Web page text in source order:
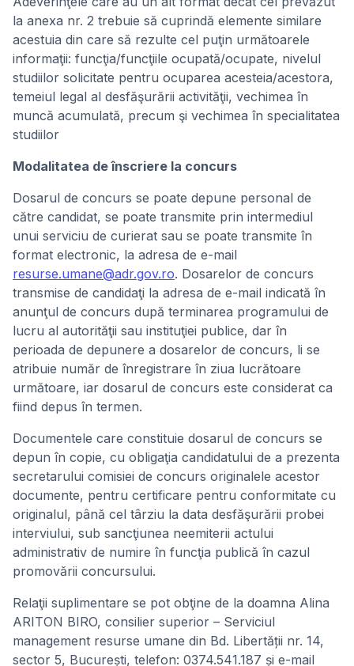
la anexa nr. 2 trebuie să cuprindă elemente similare
acestuia din care să rezulte cel puţin următoarele
informaţii: funcţia/funcţiile ocupată/ocupate, nivelul
studiilor solicitate pentru ocuparea acesteia/acestora,
temeiul legal al desfăşurării activităţii, vechimea în
muncă acumulată, precum şi vechimea în specialitatea
studiilor
Modalitatea de înscriere la concurs
Dosarul de concurs se poate depune personal de
către candidat, se poate transmite prin intermediul
unui serviciu de curierat sau se poate transmite în
format electronic, la adresa de e-mail
resurse.umane@adr.gov.ro. Dosarelor de concurs
transmise de candidaţi la adresa de e-mail indicată în
anunţul de concurs după terminarea programului de
lucru al autorităţii sau instituţiei publice, dar în
perioada de depunere a dosarelor de concurs, li se
atribuie număr de înregistrare în ziua lucrătoare
următoare, iar dosarul de concurs este considerat ca
fiind depus în termen.
Documentele care constituie dosarul de concurs se
depun în copie, cu obligaţia candidatului de a prezenta
secretarului comisiei de concurs originalele acestor
documente, pentru certificare pentru conformitate cu
originalul, până cel târziu la data desfăşurării probei
interviului, sub sancţiunea neemiterii actului
administrativ de numire în funcţia publică în cazul
promovării concursului.
Relaţii suplimentare se pot obţine de la doamna Alina
ARITON BIRO, consilier superior – Serviciul
management resurse umane din Bd. Libertății nr. 14,
sector 5, București, telefon: 0374.541.187 și e-mail